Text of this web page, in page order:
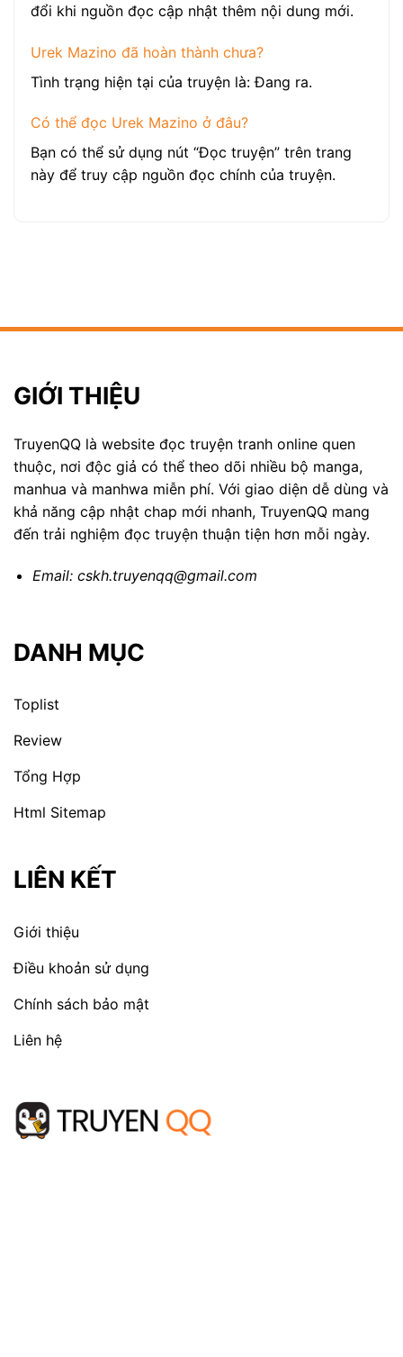
đổi khi nguồn đọc cập nhật thêm nội dung mới.
Urek Mazino đã hoàn thành chưa?
Tình trạng hiện tại của truyện là: Đang ra.
Có thể đọc Urek Mazino ở đâu?
Bạn có thể sử dụng nút “Đọc truyện” trên trang
này để truy cập nguồn đọc chính của truyện.
GIỚI THIỆU
TruyenQQ là website đọc truyện tranh online quen
thuộc, nơi độc giả có thể theo dõi nhiều bộ manga,
manhua và manhwa miễn phí. Với giao diện dễ dùng và
khả năng cập nhật chap mới nhanh, TruyenQQ mang
đến trải nghiệm đọc truyện thuận tiện hơn mỗi ngày.
Email: cskh.truyenqq@gmail.com
DANH MỤC
Toplist
Review
Tổng Hợp
Html Sitemap
LIÊN KẾT
Giới thiệu
Điều khoản sử dụng
Chính sách bảo mật
Liên hệ